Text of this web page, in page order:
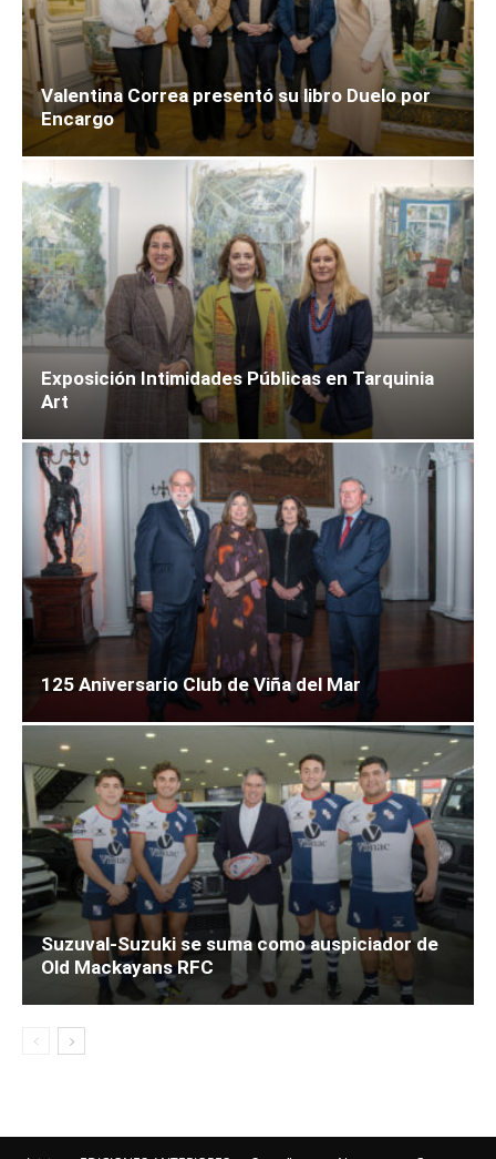
Valentina Correa presentó su libro Duelo por
Encargo
Exposición Intimidades Públicas en Tarquinia
Art
125 Aniversario Club de Viña del Mar
Suzuval-Suzuki se suma como auspiciador de
Old Mackayans RFC